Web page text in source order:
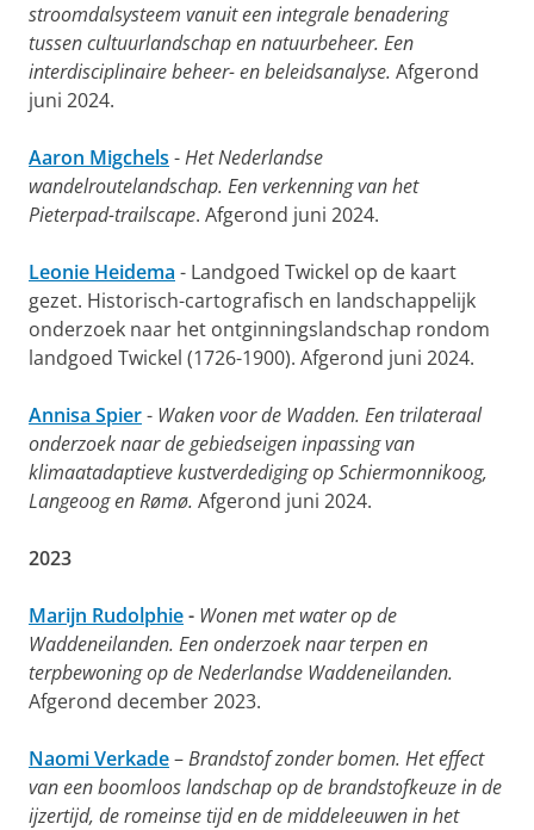
stroomdalsysteem vanuit een integrale benadering
tussen cultuurlandschap en natuurbeheer. Een
interdisciplinaire beheer- en beleidsanalyse. Afgerond
juni 2024.
Aaron Migchels -Het Nederlandse
wandelroutelandschap. Een verkenning van het
Pieterpad-trailscape. Afgerond juni 2024.
Leonie Heidema - Landgoed Twickel op de kaart
gezet. Historisch-cartografisch en landschappelijk
onderzoek naar het ontginningslandschap rondom
landgoed Twickel (1726-1900). Afgerond juni 2024.
Annisa Spier- Waken voor de Wadden. Een trilateraal
onderzoek naar de gebiedseigen inpassing van
klimaatadaptieve kustverdediging op Schiermonnikoog,
Langeoog en Rømø. Afgerond juni 2024.
2023
Marijn Rudolphie- Wonen met water op de
Waddeneilanden. Een onderzoek naar terpen en
terpbewoning op de Nederlandse Waddeneilanden.
Afgerond december 2023.
Naomi Verkade–Brandstof zonder bomen. Het effect
van een boomloos landschap op de brandstofkeuze in de
ijzertijd, de romeinse tijd en de middeleeuwen in het